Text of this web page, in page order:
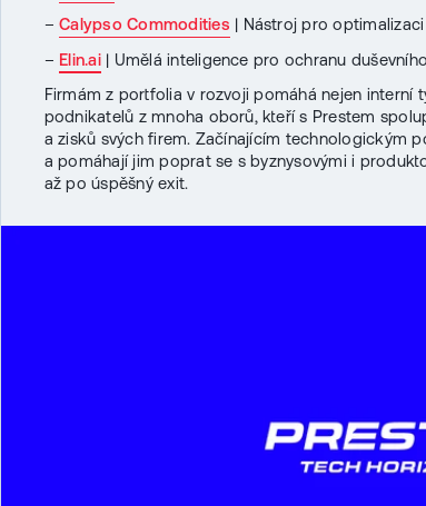
–Calypso Commodities | Nástroj pro
– Elin.ai| Umělá inteligence pro ochranu
Firmám z portfolia v rozvoji pomáhá nejen interní
podnikatelů z mnoha oborů, kteří s Prestem
a zisků svých firem. Začínajícím technologickým
a pomáhají jim poprat se s byznysovými i
až po úspěšný exit.